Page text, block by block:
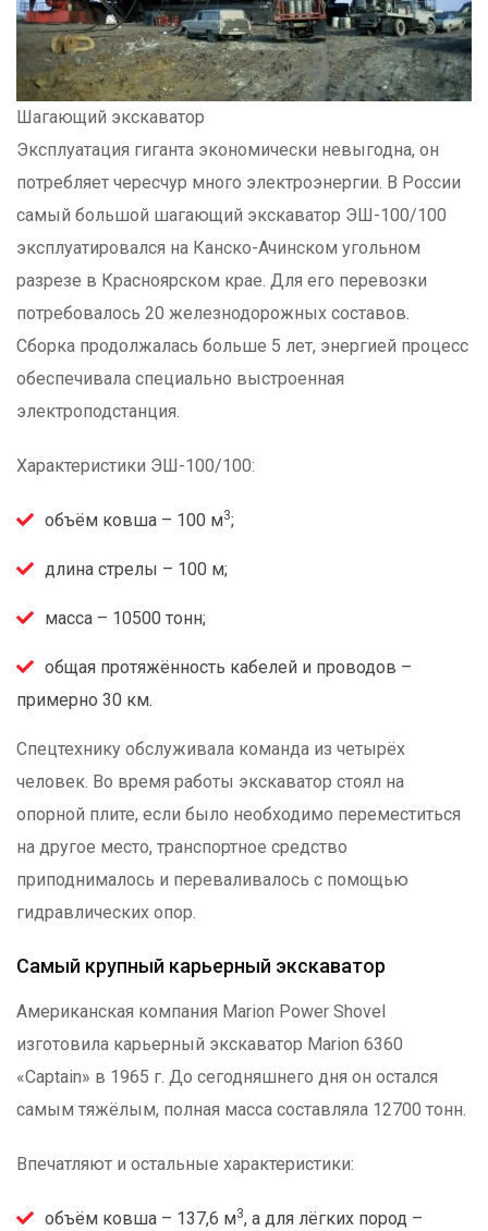
Шагающий экскаватор
Эксплуатация гиганта экономически невыгодна, он
потребляет чересчур много электроэнергии. В России
самый большой шагающий экскаватор ЭШ-100/100
эксплуатировался на Канско-Ачинском угольном
разрезе в Красноярском крае. Для его перевозки
потребовалось 20 железнодорожных составов.
Сборка продолжалась больше 5 лет, энергией процесс
обеспечивала специально выстроенная
электроподстанция.
Характеристики ЭШ-100/100:
объём ковша – 100 м3;
длина стрелы – 100 м;
масса – 10500 тонн;
общая протяжённость кабелей и проводов –
примерно 30 км.
Спецтехнику обслуживала команда из четырёх
человек. Во время работы экскаватор стоял на
опорной плите, если было необходимо переместиться
на другое место, транспортное средство
приподнималось и переваливалось с помощью
гидравлических опор.
Самый крупный карьерный экскаватор
Американская компания Marion Power Shovel
изготовила карьерный экскаватор Marion 6360
«Captain» в 1965 г. До сегодняшнего дня он остался
самым тяжёлым, полная масса составляла 12700 тонн.
Впечатляют и остальные характеристики:
объём ковша – 137,6 м3, а для лёгких пород –